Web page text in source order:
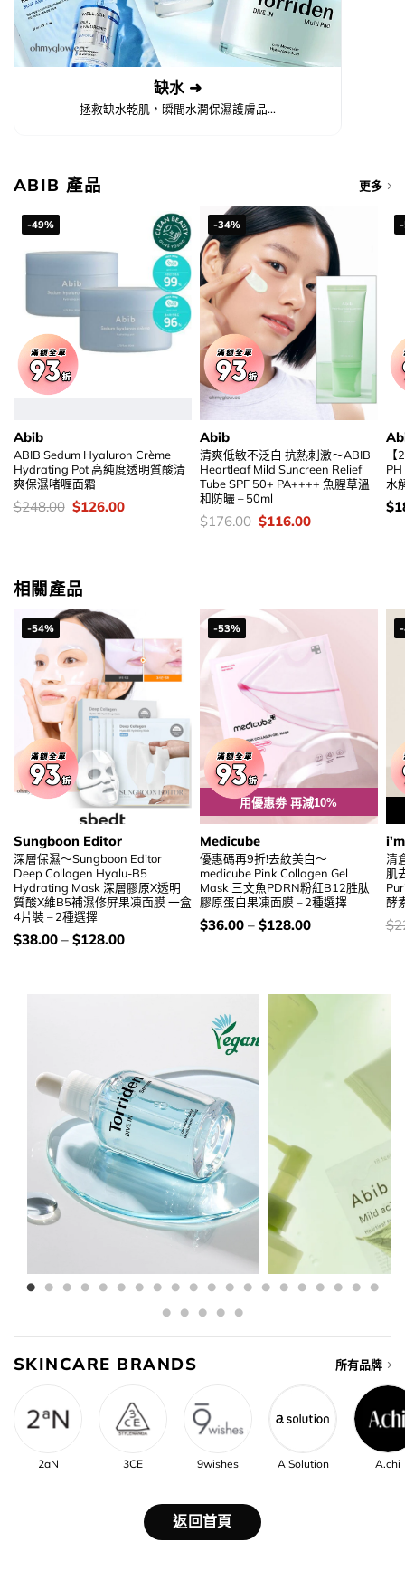
缺水 ➜
拯救缺水乾肌，瞬間水潤保濕護膚品...
ABIB 產品 更多
-49%
Abib
ABIB Sedum Hyaluron Crème
Hydrating Pot 高純度透明質酸清
爽保濕啫喱面霜
價
錢：
$248.00 Original
price
$126.00Current
-34%
Abib
清爽低敏不泛白 抗熱刺激～ABIB
Heartleaf Mild Suncreen Relief
Tube SPF 50+ PA++++ 魚腥草溫
和防曬 – 50ml
價
錢：
$176.00 Original
price
$116.00Current
水
價
錢
$
相關產品
-54%
Sungboon Editor
深層保濕～Sungboon Editor
Deep Collagen Hyalu-B5
Hydrating Mask 深層膠原X透明
質酸X維B5補濕修屏果凍面膜 一盒
4片裝 – 2種選擇
價
錢：
$38.00– $128.00
-53%
用優惠劵 再減10%
Medicube
優惠碼再9折!去紋美白～
medicube Pink Collagen Gel
Mask 三文魚PDRN粉紅B12胜肽
膠原蛋白果凍面膜 – 2種選擇
價
錢：
$36.00– $128.00
清
肌
酵
價
錢
$
SKINCARE BRANDS 所有品牌
2aN 3CE 9wishes A Solution A.chi
返回首頁